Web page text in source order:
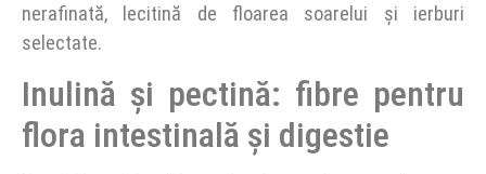
nerafinată, lecitină de floarea soarelui și ierburi
selectate.
Inulină și pectină: fibre pentru
flora intestinală și digestie